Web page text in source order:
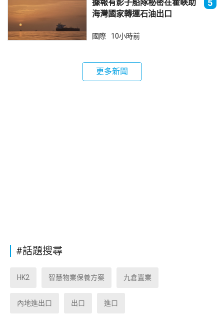
據報有影子船隊秘密在霍峽助
海灣國家轉運石油出口
5
國際 10小時前
更多新聞
#話題搜尋
HK2 智慧物業保養方案 九倉置業
內地進出口 出口 進口